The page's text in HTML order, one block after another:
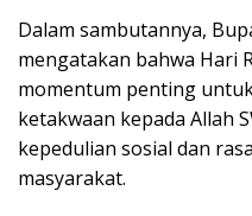
Dalam sambutannya,
mengatakan bahwa Hari
momentum penting
ketakwaan kepada Allah
kepedulian sosial dan
masyarakat.